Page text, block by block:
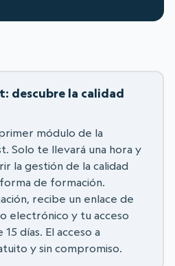
descubre la calidad
módulo de la
Solo te llevará una hora y
la gestión de la calidad
de formación.
recibe un enlace de
electrónico y tu acceso
días. El acceso a
y sin compromiso.